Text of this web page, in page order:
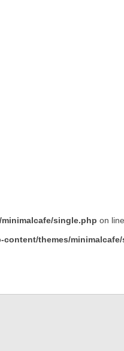
single.php on line
themes/